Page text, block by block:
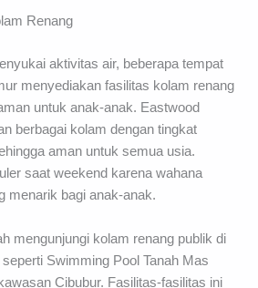
Renang
aktivitas air, beberapa tempat
menyediakan fasilitas kolam renang
untuk anak-anak. Eastwood
berbagai kolam dengan tingkat
aman untuk semua usia.
saat weekend karena wahana
menarik bagi anak-anak.
mengunjungi kolam renang publik di
Swimming Pool Tanah Mas
Cibubur. Fasilitas-fasilitas ini